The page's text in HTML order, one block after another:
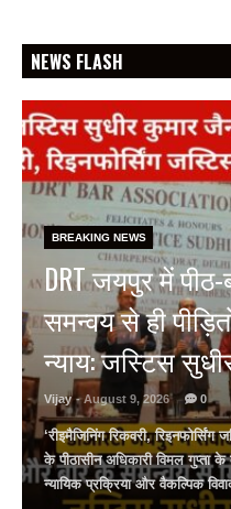
NEWS FLASH
BREAKING NEWS
कैसा रहेगा आपका
भाग्यांक? 9 अगस्त,
Vijay - August 9, 2026 0
वैदिक पंचांग वैदिक पंचांग और
ज्योतिष (Astrologer) पूनम गौड
(dusrikhabar.com) दिनांक - 9